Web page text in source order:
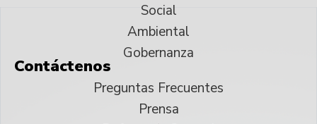
Social
Ambiental
Gobernanza
Contáctenos
Preguntas Frecuentes
Prensa